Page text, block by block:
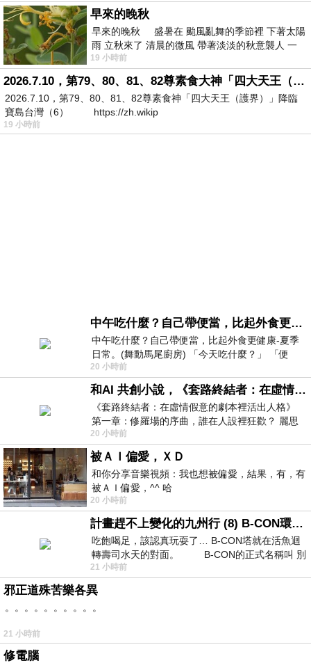
早來的晚秋
早來的晚秋 盛暑在 颱風亂舞的季節裡 下著太陽
雨 立秋來了 清晨的微風 帶著淡淡的秋意襲人 一
下子 又被赤
19 小時前
2026.7.10，第79、80、81、82尊素食大神「四大天王（護界）」降臨寶島台灣（6）
2026.7.10，第79、80、81、82尊素食神「四大天王（護界）」降臨
寶島台灣（6） https://zh.wikip
19 小時前
中午吃什麼？自己帶便當，比起外食更健康-夏季日常。(舞動馬尾廚房)
中午吃什麼？自己帶便當，比起外食更健康-夏季
日常。(舞動馬尾廚房) 「今天吃什麼？」 「便
當？麵？還是炒飯？」 每天都在選擇
20 小時前
和AI 共創小說，《套路終結者：在虛情假意的劇本裡活出人格》
《套路終結者：在虛情假意的劇本裡活出人格》
第一章：修羅場的序曲，誰在人設裡狂歡？ 麗思
卡爾頓酒店的總統套房內，燈光昏
20 小時前
被ＡＩ偏愛，ＸＤ
和你分享音樂視頻：我也想被偏愛，結果，有，有
被ＡＩ偏愛，^^ 哈
20 小時前
計畫趕不上變化的九州行 (8) B-CON環球塔
吃飽喝足，該認真玩耍了… B-CON塔就在活魚迴
轉壽司水天的對面。 B-CON的正式名稱叫 別
21 小時前
邪正道殊苦樂各異
。。。。。。。。。。
21 小時前
修電腦